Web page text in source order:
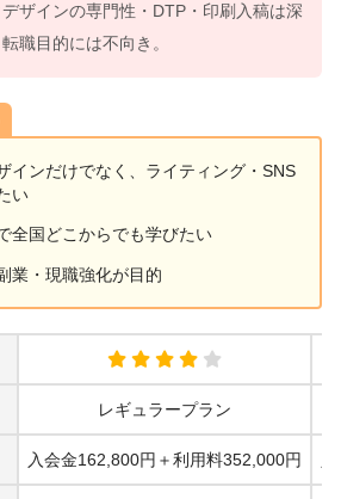
ザインの専門性・DTP・印刷入稿は深
職目的には不向き。
インだけでなく、ライティング・SNS
い
全国どこからでも学びたい
業・現職強化が目的
レギュラープラン
入会金162,800円＋利用料352,000円